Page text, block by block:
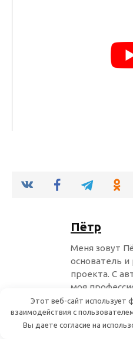
Пётр
Меня зовут
основатель и
проекта. С
моя
работал
работ по
ремонту
Этот веб-сайт использует
взаимодействия с
Вы даете согласие на